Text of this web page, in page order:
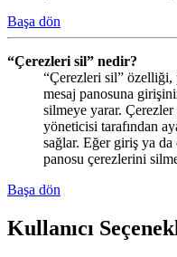
Başa dön
“Çerezleri sil” nedir?
“Çerezleri sil” özelliği,
mesaj panosuna
silmeye yarar. Çerezler
yöneticisi tarafından
sağlar. Eğer giriş ya da
panosu çerezlerini
Başa dön
Kullanıcı